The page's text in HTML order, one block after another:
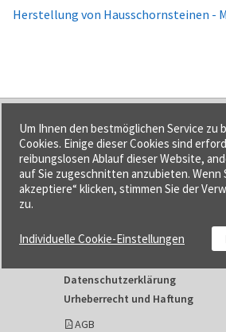
Herstellung von Hausschornsteinen -
f:data GmbH
Mozartstraße 16, 99423 Weimar
Tel. 03643 778140-0
Fax 03643 778140-1
Kontakt
Datenschutzerklärung
Urheberrecht und Haftung
AGB
Um Ihnen den bestmöglichen Service zu
Cookies. Einige dieser Cookies sind
reibungslosen Ablauf dieser Website,
auf Sie zugeschnitten anzubieten. Wenn
akzeptiere“ klicken, stimmen Sie der
zu.
Individuelle Cookie-Einstellungen